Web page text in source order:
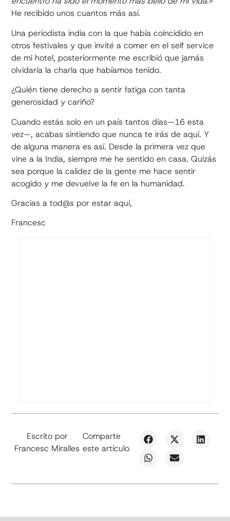
He recibido unos cuantos más así.
Una periodista india con la que había coincidido en
otros festivales y que invité a comer en el self service
de mi hotel, posteriormente me escribió que jamás
olvidaría la charla que habíamos tenido.
¿Quién tiene derecho a sentir fatiga con tanta
generosidad y cariño?
Cuando estás solo en un país tantos días—16 esta
vez—, acabas sintiendo que nunca te irás de aquí. Y
de alguna manera es así. Desde la primera vez que
vine a la India, siempre me he sentido en casa. Quizás
sea porque la calidez de la gente me hace sentir
acogido y me devuelve la fe en la humanidad.
Gracias a tod@s por estar aquí,
Francesc
Escrito por
Francesc Miralles
Comparte
este artículo